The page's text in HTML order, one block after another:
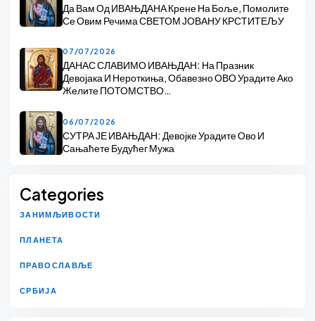
Да Вам Од ИВАЊДАНА Крене На Боље, Помолите
Се Овим Речима СВЕТОМ ЈОВАНУ КРСТИТЕЉУ
07/07/2026
ДАНАС СЛАВИМО ИВАЊДАН: На Празник
Девојака И Нероткиња, Обавезно ОВО Урадите Ако
Желите ПОТОМСТВО…
06/07/2026
СУТРА ЈЕ ИВАЊДАН: Девојке Урадите Ово И
Сањаћете Будућег Мужа
Categories
ЗАНИМЉИВОСТИ
ПЛАНЕТА
ПРАВОСЛАВЉЕ
СРБИЈА